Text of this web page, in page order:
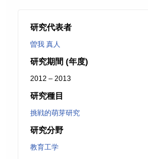
研究代表者
曽我 真人
研究期間 (年度)
2012 – 2013
研究種目
挑戦的萌芽研究
研究分野
教育工学